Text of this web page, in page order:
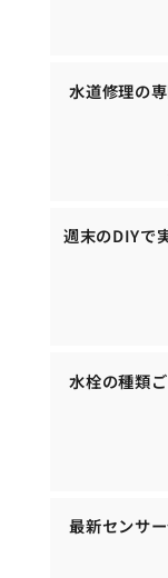
水道修理の
週末のDIYで
水栓の種類
最新センサ